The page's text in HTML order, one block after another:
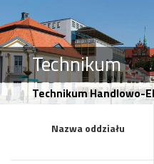
Technikum
Technikum Handlowo-
Nazwa oddziału